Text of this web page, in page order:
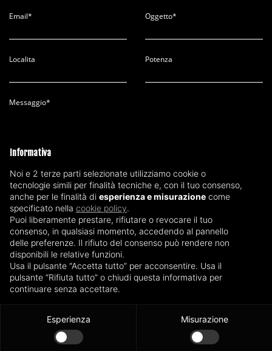
Email* Oggetto*
Localita Potenza
Messaggio*
INVIA
Manutenzione Impianti Fotovoltaici Milano e Provincia
Manutenzione Impianti Fotovoltaici Brescia e Provincia
Manutenzione Impianti Fotovoltaici Bergamo e Provincia
Manutenzione Impianti Fotovoltaici Cremona e Provincia
Informativa
Noi e 2 terze parti selezionate utilizziamo cookie o
tecnologie simili per finalità tecniche e, con il tuo consenso,
anche per le finalità di esperienza e misurazione come
specificato nella cookie policy.
Puoi liberamente prestare, rifiutare o revocare il tuo
consenso, in qualsiasi momento, accedendo al pannello
delle preferenze. Il rifiuto del consenso può rendere non
disponibili le relative funzioni.
Usa il pulsante “Accetta tutto” per acconsentire. Usa il
pulsante “Rifiuta tutto” o chiudi questa informativa per
continuare senza accettare.
Esperienza Misurazione